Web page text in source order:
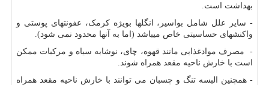
بهداشت است.
- سایر علل شامل بواسیر، انگل‏ها بویژه کرمک، عفونت‏های پوستی و
واکنش‏های حساسیتی خاص می‏باشد (اما به آنها محدود نمی‏ شود).
- مصرف موادغذایی مانند قهوه، چای، نوشابه سیاه و مرکبات ممکن
است با خارش ناحیه مقعد همراه شوند.
- همچنین البسه تنگ و چسبان می‏ توانند با خارش ناحیه مقعد همراه